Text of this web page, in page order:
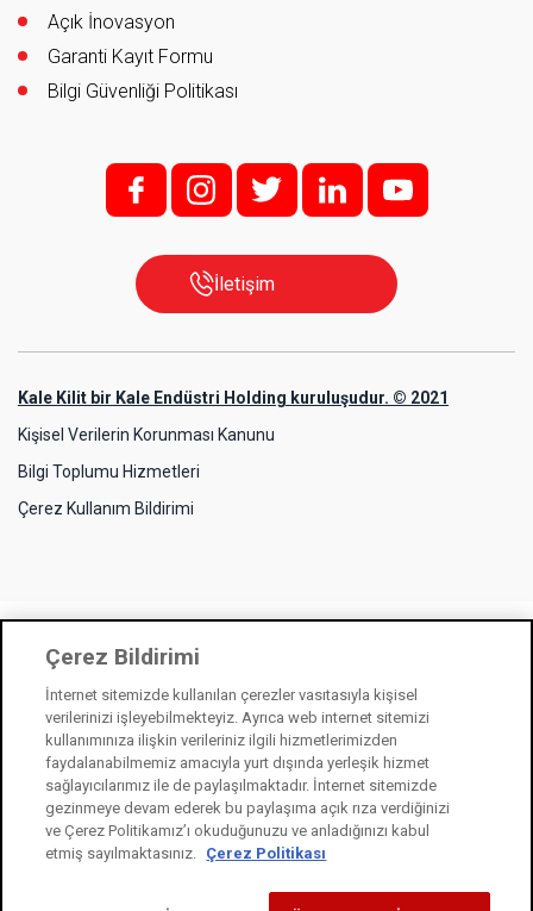
Açık İnovasyon
Garanti Kayıt Formu
Bilgi Güvenliği Politikası
f; i; t l y
İletişim
Kale Kilit bir Kale Endüstri Holding kuruluşudur. © 2021
Kişisel Verilerin Korunması Kanunu
Bilgi Toplumu Hizmetleri
Çerez Kullanım Bildirimi
Çerez Bildirimi
İnternet sitemizde kullanılan çerezler vasıtasıyla kişisel
verilerinizi işleyebilmekteyiz. Ayrıca web internet sitemizi
kullanımınıza ilişkin verileriniz ilgili hizmetlerimizden
faydalanabilmemiz amacıyla yurt dışında yerleşik hizmet
sağlayıcılarımız ile de paylaşılmaktadır. İnternet sitemizde
gezinmeye devam ederek bu paylaşıma açık rıza verdiğinizi
ve Çerez Politikamız’ı okuduğunuzu ve anladığınızı kabul
etmiş sayılmaktasınız. Çerez Politikası